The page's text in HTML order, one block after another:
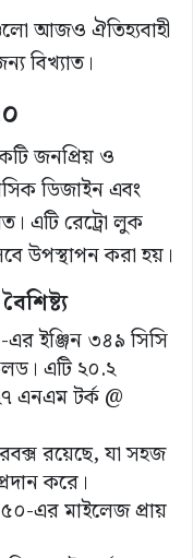
আজও ঐতিহ্যবাহী
বিখ্যাত।
জনপ্রিয় ও
ডিজাইন এবং
এটি রেট্রো লুক
উপস্থাপন করা হয়।
ইঞ্জিন ৩৪৯ সিসি
এটি ২০.২
এনএম টর্ক @
রয়েছে, যা সহজ
করে।
এর মাইলেজ প্রায়